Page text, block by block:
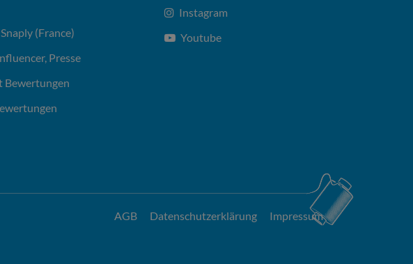
(France)
Presse
Bewertungen
Instagram
Youtube
AGB Datenschutzerklärung Impressum